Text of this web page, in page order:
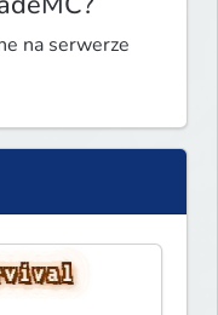
na serwerze